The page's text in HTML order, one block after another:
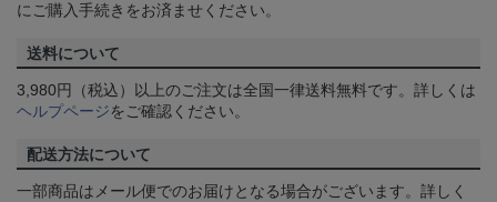
にご購入手続きをお済ませください。
送料について
3,980円（税込）以上のご注文は全国一律送料無料です。詳しくは
ヘルプページをご確認ください。
配送方法について
一部商品はメール便でのお届けとなる場合がございます。詳しく